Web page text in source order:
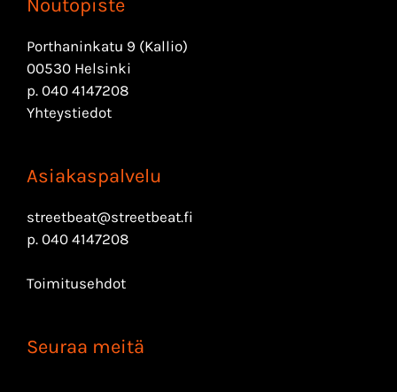
Noutopiste
Porthaninkatu 9 (Kallio)
00530 Helsinki
p. 040 4147208
Yhteystiedot
Asiakaspalvelu
streetbeat@streetbeat.fi
p. 040 4147208
Toimitusehdot
Seuraa meitä